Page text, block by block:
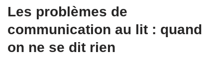
Les problèmes de
communication au lit : quand
on ne se dit rien